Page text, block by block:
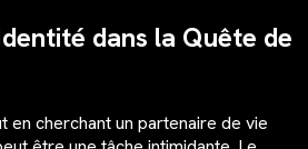
dans la Quête de
en cherchant un partenaire de vie